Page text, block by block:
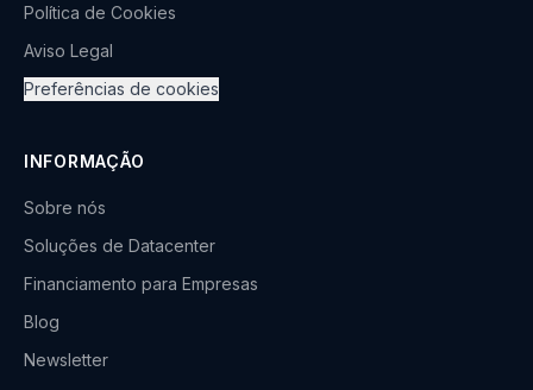
Política de Cookies
Aviso Legal
Preferências de cookies
INFORMAÇÃO
Sobre nós
Soluções de Datacenter
Financiamento para Empresas
Blog
Newsletter